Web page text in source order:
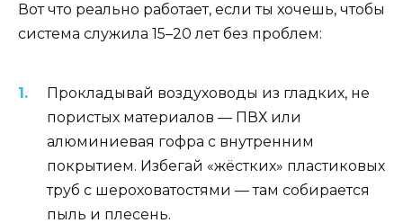
Вот что реально работает, если ты хочешь, чтобы
система служила 15–20 лет без проблем:
Прокладывай воздуховоды из гладких, не
пористых материалов — ПВХ или
алюминиевая гофра с внутренним
покрытием. Избегай «жёстких» пластиковых
труб с шероховатостями — там собирается
пыль и плесень.